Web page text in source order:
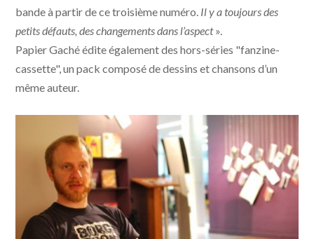
bande à partir de ce troisième numéro. Il y a toujours des
petits défauts, des changements dans l’aspect».
Papier Gaché édite également des hors-séries "fanzine-
cassette", un pack composé de dessins et chansons d’un
même auteur.